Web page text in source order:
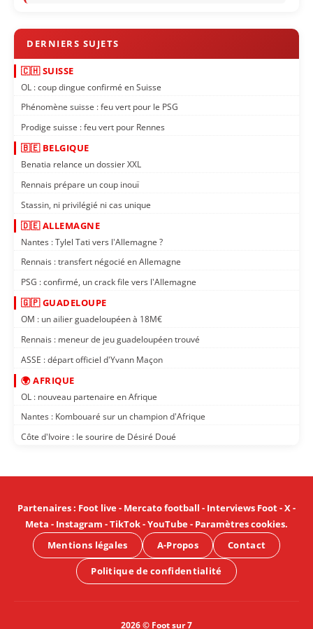
🇨🇭 SUISSE
OL : coup dingue confirmé en Suisse
Phénomène suisse : feu vert pour le PSG
Prodige suisse : feu vert pour Rennes
🇧🇪 BELGIQUE
Benatia relance un dossier XXL
Rennais prépare un coup inouï
Stassin, ni privilégié ni cas unique
🇩🇪 ALLEMAGNE
Nantes : Tylel Tati vers l'Allemagne ?
Rennais : transfert négocié en Allemagne
PSG : confirmé, un crack file vers l'Allemagne
🇬🇵 GUADELOUPE
OM : un ailier guadeloupéen à 18M€
Rennais : meneur de jeu guadeloupéen trouvé
ASSE : départ officiel d'Yvann Maçon
🌍 AFRIQUE
OL : nouveau partenaire en Afrique
Nantes : Kombouaré sur un champion d'Afrique
Côte d'Ivoire : le sourire de Désiré Doué
Partenaires: Foot live- Mercato football - Interviews Foot-X-
Meta - Instagram -TikTok-YouTube- Paramètres cookies.
Mentions légales
A-Propos Contact
Politique de confidentialité
2026 © Foot sur 7